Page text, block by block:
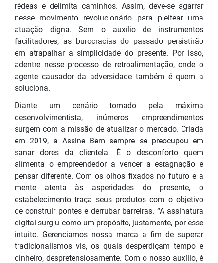
rédeas e delimita caminhos. Assim, deve-se agarrar
nesse movimento revolucionário para pleitear uma
atuação digna. Sem o auxílio de instrumentos
facilitadores, as burocracias do passado persistirão
em atrapalhar a simplicidade do presente. Por isso,
adentre nesse processo de retroalimentação, onde o
agente causador da adversidade também é quem a
soluciona.
Diante um cenário tomado pela máxima
desenvolvimentista, inúmeros empreendimentos
surgem com a missão de atualizar o mercado. Criada
em 2019, a Assine Bem sempre se preocupou em
sanar dores da clientela. É o desconforto quem
alimenta o empreendedor a vencer a estagnação e
pensar diferente. Com os olhos fixados no futuro e a
mente atenta às asperidades do presente, o
estabelecimento traça seus produtos com o objetivo
de construir pontes e derrubar barreiras. “A assinatura
digital surgiu como um propósito, justamente, por esse
intuito. Gerenciamos nossa marca a fim de superar
tradicionalismos vis, os quais desperdiçam tempo e
dinheiro, despretensiosamente. Com o nosso auxílio, é